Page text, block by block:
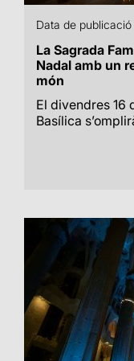
Data de publicació
La Sagrada
Nadal amb un
món
El divendres 16
Basílica